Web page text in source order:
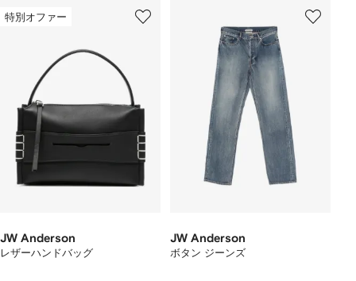
特別オファー
JW Anderson
レザーハンドバッグ
JW Anderson
ボタン ジーンズ